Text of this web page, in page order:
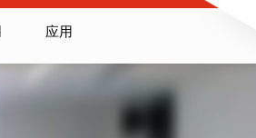
应用